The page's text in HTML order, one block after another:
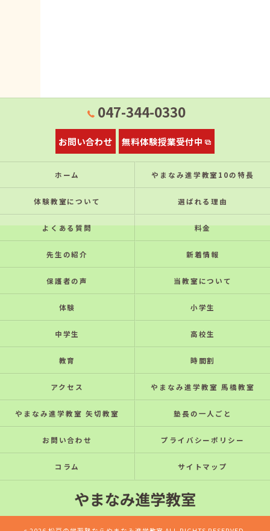
047-344-0330
お問い合わせ 無料体験授業受付中
ホーム やまなみ進学教室10の特⻑
体験教室について 選ばれる理由
よくある質問 料金
先生の紹介 新着情報
保護者の声 当教室について
体験 小学生
中学生 高校生
教育 時間割
アクセス やまなみ進学教室 馬橋教室
やまなみ進学教室 矢切教室 塾長の一人ごと
お問い合わせ プライバシーポリシー
コラム サイトマップ